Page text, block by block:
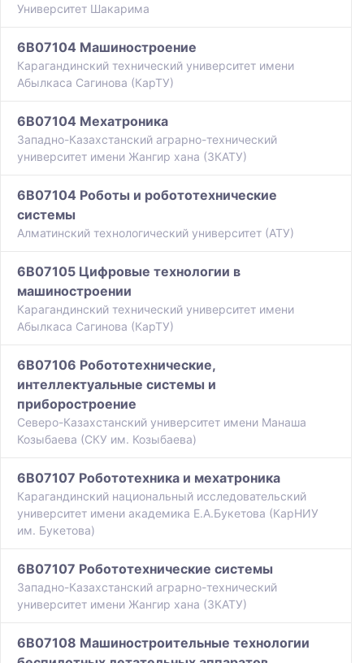
Университет Шакарима
6B07104 Машиностроение
Карагандинский технический университет имени
Абылкаса Сагинова (КарТУ)
6B07104 Мехатроника
Западно-Казахстанский аграрно-технический
университет имени Жангир хана (ЗКАТУ)
6B07104 Роботы и робототехнические
системы
Алматинский технологический университет (АТУ)
6B07105 Цифровые технологии в
машиностроении
Карагандинский технический университет имени
Абылкаса Сагинова (КарТУ)
6B07106 Робототехнические,
интеллектуальные системы и
приборостроение
Северо-Казахстанский университет имени Манаша
Козыбаева (СКУ им. Козыбаева)
6B07107 Робототехника и мехатроника
Карагандинский национальный исследовательский
университет имени академика Е.А.Букетова (КарНИУ
им. Букетова)
6B07107 Робототехнические системы
Западно-Казахстанский аграрно-технический
университет имени Жангир хана (ЗКАТУ)
6B07108 Машиностроительные технологии